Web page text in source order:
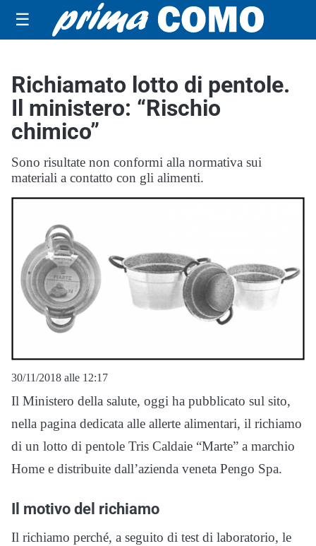
☰
Richiamato lotto di pentole.
Il ministero: “Rischio
chimico”
Sono risultate non conformi alla normativa sui
materiali a contatto con gli alimenti.
30/11/2018 alle 12:17
Il Ministero della salute, oggi ha pubblicato sul sito,
nella pagina dedicata alle allerte alimentari, il richiamo
di un lotto di pentole Tris Caldaie “Marte” a marchio
Home e distribuite dall’azienda veneta Pengo Spa.
Il motivo del richiamo
Il richiamo perché, a seguito di test di laboratorio, le